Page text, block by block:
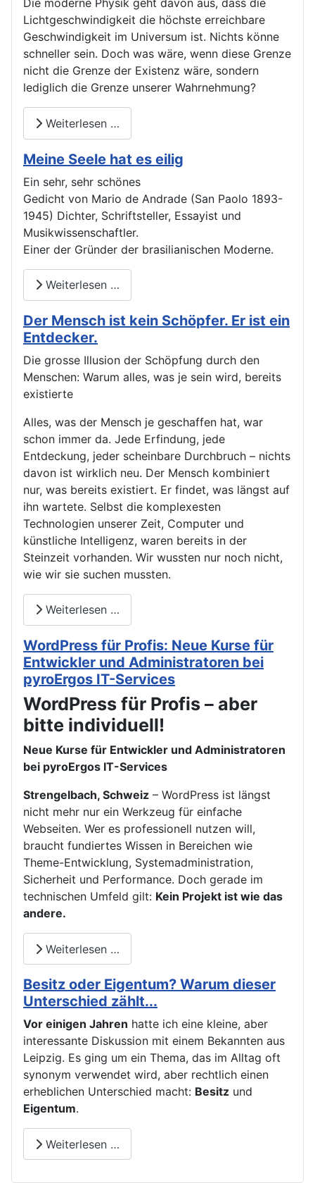
Die moderne Physik geht davon aus, dass die
Lichtgeschwindigkeit die höchste erreichbare
Geschwindigkeit im Universum ist. Nichts könne
schneller sein. Doch was wäre, wenn diese Grenze
nicht die Grenze der Existenz wäre, sondern
lediglich die Grenze unserer Wahrnehmung?
Weiterlesen …
Meine Seele hat es eilig
Ein sehr, sehr schönes
Gedicht von Mario de Andrade (San Paolo 1893-
1945) Dichter, Schriftsteller, Essayist und
Musikwissenschaftler.
Einer der Gründer der brasilianischen Moderne.
Weiterlesen …
Der Mensch ist kein Schöpfer. Er ist ein
Entdecker.
Die grosse Illusion der Schöpfung durch den
Menschen: Warum alles, was je sein wird, bereits
existierte
Alles, was der Mensch je geschaffen hat, war
schon immer da. Jede Erfindung, jede
Entdeckung, jeder scheinbare Durchbruch – nichts
davon ist wirklich neu. Der Mensch kombiniert
nur, was bereits existiert. Er findet, was längst auf
ihn wartete. Selbst die komplexesten
Technologien unserer Zeit, Computer und
künstliche Intelligenz, waren bereits in der
Steinzeit vorhanden. Wir wussten nur noch nicht,
wie wir sie suchen mussten.
Weiterlesen …
WordPress für Profis: Neue Kurse für
Entwickler und Administratoren bei
pyroErgos IT-Services
WordPress für Profis – aber
bitte individuell!
Neue Kurse für Entwickler und Administratoren
bei pyroErgos IT-Services
Strengelbach, Schweiz – WordPress ist längst
nicht mehr nur ein Werkzeug für einfache
Webseiten. Wer es professionell nutzen will,
braucht fundiertes Wissen in Bereichen wie
Theme-Entwicklung, Systemadministration,
Sicherheit und Performance. Doch gerade im
technischen Umfeld gilt: Kein Projekt ist wie das
andere.
Weiterlesen …
Besitz oder Eigentum? Warum dieser
Unterschied zählt...
Vor einigen Jahren hatte ich eine kleine, aber
interessante Diskussion mit einem Bekannten aus
Leipzig. Es ging um ein Thema, das im Alltag oft
synonym verwendet wird, aber rechtlich einen
erheblichen Unterschied macht: Besitz und
Eigentum.
Weiterlesen …